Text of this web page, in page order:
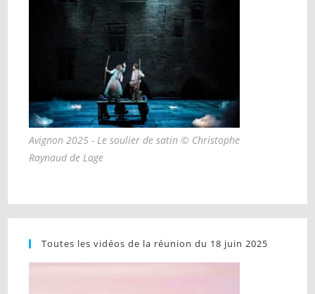
Avignon 2025 - Le soulier de satin © Christophe
Raynaud de Lage
Toutes les vidéos de la réunion du 18 juin 2025